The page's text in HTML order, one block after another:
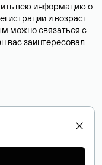
всю информацию о
и возраст
можно связаться с
вас заинтересовал.